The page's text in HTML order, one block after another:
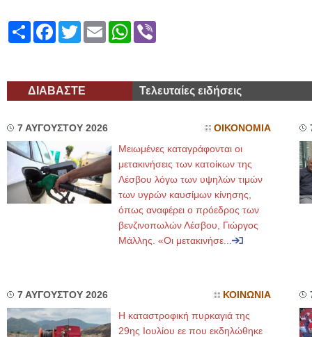
ShareFacebook
TwitterEmailWhatsApp
ΔΙΑΒΑΣΤΕ Τελευταίες ειδήσεις
7 ΑΥΓΟΥΣΤΟΥ 2026 ΟΙΚΟΝΟΜΙΑ
Μειωμένες καταγράφονται οι
μετακινήσεις των κατοίκων της
Λέσβου λόγω των υψηλών τιμών
των υγρών καυσίμων κίνησης,
όπως αναφέρει ο πρόεδρος των
βενζινοπωλών Λέσβου, Γιώργος
Μάλλης. «Οι μετακινήσε...
7 ΑΥΓΟΥΣΤΟΥ 2026 ΚΟΙΝΩΝΙΑ
Η καταστροφική πυρκαγιά της
29ης Ιουλίου εε που εκδηλώθηκε